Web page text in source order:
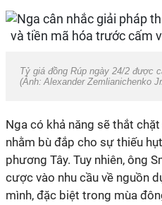
Tỷ giá đồng Rúp ngày 24/2 được
(Ảnh: Alexander Zemlianichenko
Nga có khả năng sẽ thắt
nhằm bù đắp cho sự thiếu
phương Tây. Tuy nhiên, ông
cược vào nhu cầu về nguồn
mình, đặc biệt trong mùa